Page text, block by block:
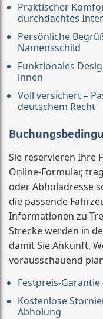
Praktischer
durchdachtes
Persönliche
Namensschild
Funktionales
innen
Voll versichert –
deutschem Recht
Sie reservieren Ihre
Online-Formular,
oder Abholadresse
die passende
Informationen zu
Strecke werden in
damit Sie Ankunft,
vorausschauend
Festpreis-
Kostenlose
Abholung